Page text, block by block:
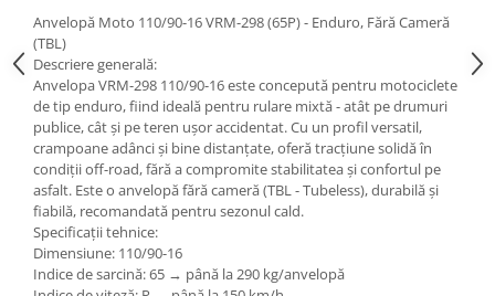
Anvelopă Moto 110/90-16 VRM-298 (65P) - Enduro, Fără Cameră
(TBL)
Descriere generală:
Anvelopa VRM-298 110/90-16 este concepută pentru motociclete
de tip enduro, fiind ideală pentru rulare mixtă - atât pe drumuri
publice, cât și pe teren ușor accidentat. Cu un profil versatil,
crampoane adânci și bine distanțate, oferă tracțiune solidă în
condiții off-road, fără a compromite stabilitatea și confortul pe
asfalt. Este o anvelopă fără cameră (TBL - Tubeless), durabilă și
fiabilă, recomandată pentru sezonul cald.
Specificații tehnice:
Dimensiune: 110/90-16
Indice de sarcină: 65 → până la 290 kg/anvelopă